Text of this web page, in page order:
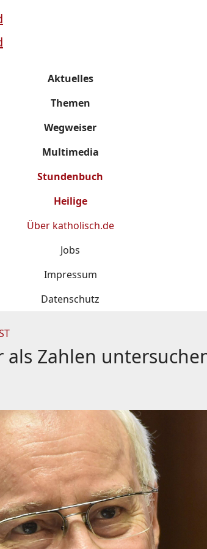
Aktuelles
Themen
Wegweiser
Multimedia
Stundenbuch
Heilige
Über katholisch.de
Jobs
Impressum
Datenschutz
als Zahlen